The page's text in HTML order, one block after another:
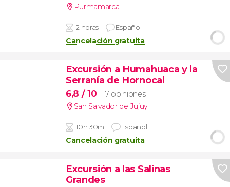
Purmamarca
2 horas Español
Cancelación gratuita
Excursión a Humahuaca y la
Serranía de Hornocal
6,8 / 10
17 opiniones
San Salvador de Jujuy
10h 30m Español
Cancelación gratuita
Excursión a las Salinas
Grandes